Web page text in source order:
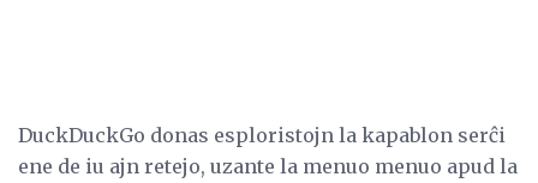
DuckDuckGo donas esploristojn la kapablon serĉi
ene de iu ajn retejo, uzante la menuo menuo apud la